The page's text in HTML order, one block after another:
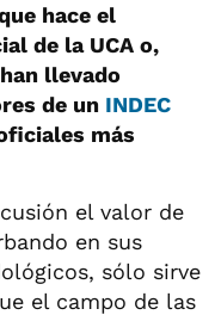
hace el
de la UCA o,
llevado
de un INDEC
más
el valor de
en sus
sólo sirve
el campo de las